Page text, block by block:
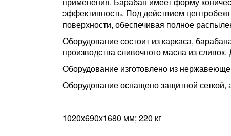
эффективность. Под действием
поверхности, обеспечивая полное
Оборудование состоит из каркаса,
производства сливочного масла из
Оборудование изготовлено из
Оборудование оснащено защитной
1020х690х1680 мм; 220 кг